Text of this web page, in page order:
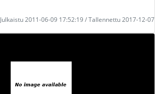
Julkaistu 2011-06-09 17:52:19 / Tallennettu 2017-12-07